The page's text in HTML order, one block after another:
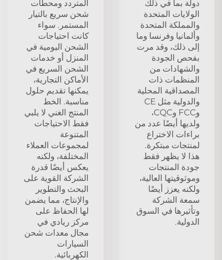
دولة بما في ذلك
الولايات المتحدة
والمملكة المتحدة
وألمانيا وفرنسا وما
إلى ذلك، وقد مرت
بفحص الجودة
والشهادات من
المنظمات ذات
المصداقية المحلية
والدولية مثل CE
وFCC وCQC،
ولديها أيضًا عدد من
براءات الاختراع
لمنتجات مبتكرة.
هذا لا يظهر فقط
جودة المنتجات
وموثوقيتها العالية،
ولكنه يعزز أيضًا
سمعة الشركة
وتأثيرها في السوق
الدولية.
المتردد ومحطات
شحن سريع بالتيار
المستمر. سواء
كانت احتياجات
الشحن اليومية في
المنزل أو خدمات
الشحن السريع في
الأماكن التجارية،
يمكنها تقديم حلول
مناسبة. الخط
المنتج الغني لا يلبي
فقط الاحتياجات
المتنوعة
لمجموعات العملاء
المختلفة، ولكنه
يعكس أيضًا قدرة
الشركة القوية على
البحث والتطوير
والإنتاج، مما يضمن
لها الحفاظ على
مركز ريادي في
مجال معدات شحن
السيارات
الكهربائية.